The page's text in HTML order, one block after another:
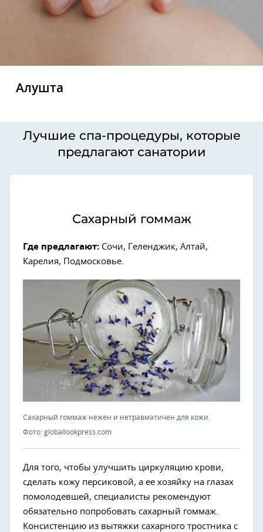
Алушта
Лучшие спа-процедуры, которые
предлагают санатории
Сахарный гоммаж
Где предлагают: Сочи, Геленджик, Алтай,
Карелия, Подмосковье.
Сахарный гоммаж нежен и нетравматичен для кожи.
Фото: globallookpress.com
Для того, чтобы улучшить циркуляцию крови,
сделать кожу персиковой, а ее хозяйку на глазах
помолодевшей, специалисты рекомендуют
обязательно попробовать сахарный гоммаж.
Консистенцию из вытяжки сахарного тростника с